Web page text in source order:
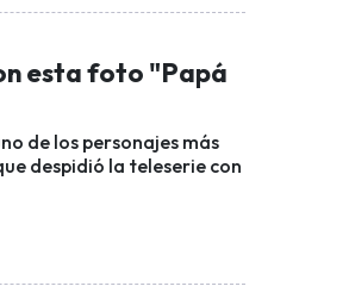
esta foto "Papá
de los personajes más
despidió la teleserie con